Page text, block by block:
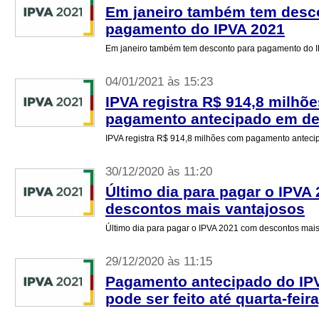
Em janeiro também tem
pagamento do IPVA 2021
Em janeiro também tem desconto para pagamento do
04/01/2021 às 15:23
IPVA registra R$ 914,8
pagamento antecipado em
IPVA registra R$ 914,8 milhões com pagamento
30/12/2020 às 11:20
Último dia para pagar o IPVA
descontos mais vantajosos
Último dia para pagar o IPVA 2021 com descontos
29/12/2020 às 11:15
Pagamento antecipado do
pode ser feito até quarta-